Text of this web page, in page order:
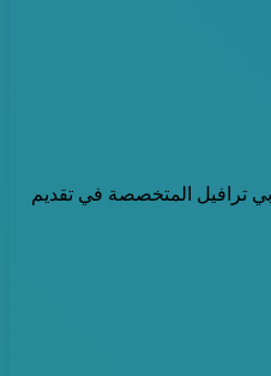
أفضل عروض رحلات شرم الشيخ 2022 والتي تقدمها لك شركة اي تي بي ترافيل المتخصصة في تقديم